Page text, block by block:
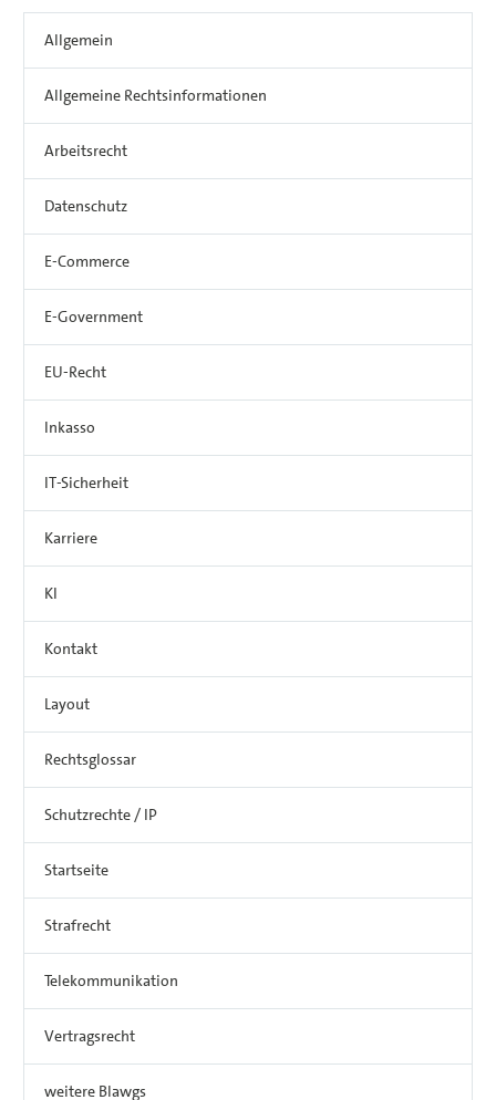
Allgemein
Allgemeine Rechtsinformationen
Arbeitsrecht
Datenschutz
E-Commerce
E-Government
EU-Recht
Inkasso
IT-Sicherheit
Karriere
KI
Kontakt
Layout
Rechtsglossar
Schutzrechte / IP
Startseite
Strafrecht
Telekommunikation
Vertragsrecht
weitere Blawgs